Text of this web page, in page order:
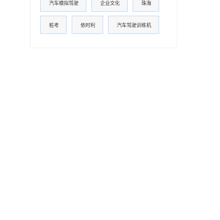
汽车模拟驾驶 企业文化 珠海
桩考 依时利 汽车驾驶训练机